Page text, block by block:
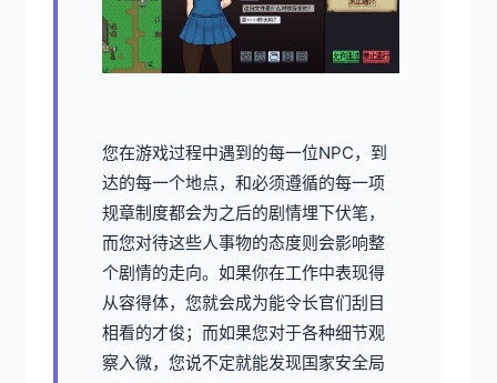
您在游戏过程中遇到的每一位NPC，到
达的每一个地点，和必须遵循的每一项
规章制度都会为之后的剧情埋下伏笔，
而您对待这些人事物的态度则会影响整
个剧情的走向。如果你在工作中表现得
从容得体，您就会成为能令长官们刮目
相看的才俊；而如果您对于各种细节观
察入微，您说不定就能发现国家安全局